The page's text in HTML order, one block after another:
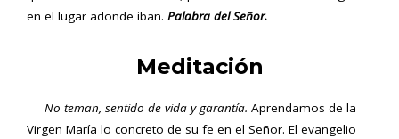
en el lugar adonde iban. Palabra del Señor.
Meditación
No teman, sentido de vida y garantía. Aprendamos de la
Virgen María lo concreto de su fe en el Señor. El evangelio